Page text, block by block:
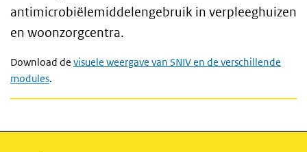
antimicrobiëlemiddelengebruik in verpleeghuizen
en woonzorgcentra.
Download de visuele weergave van SNIV en de verschillende
modules.